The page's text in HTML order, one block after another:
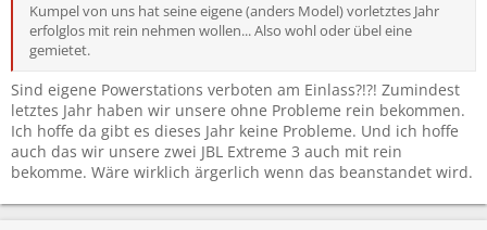
Kumpel von uns hat seine eigene (anders Model) vorletztes Jahr
erfolglos mit rein nehmen wollen... Also wohl oder übel eine
gemietet.
Sind eigene Powerstations verboten am Einlass?!?! Zumindest
letztes Jahr haben wir unsere ohne Probleme rein bekommen.
Ich hoffe da gibt es dieses Jahr keine Probleme. Und ich hoffe
auch das wir unsere zwei JBL Extreme 3 auch mit rein
bekomme. Wäre wirklich ärgerlich wenn das beanstandet wird.